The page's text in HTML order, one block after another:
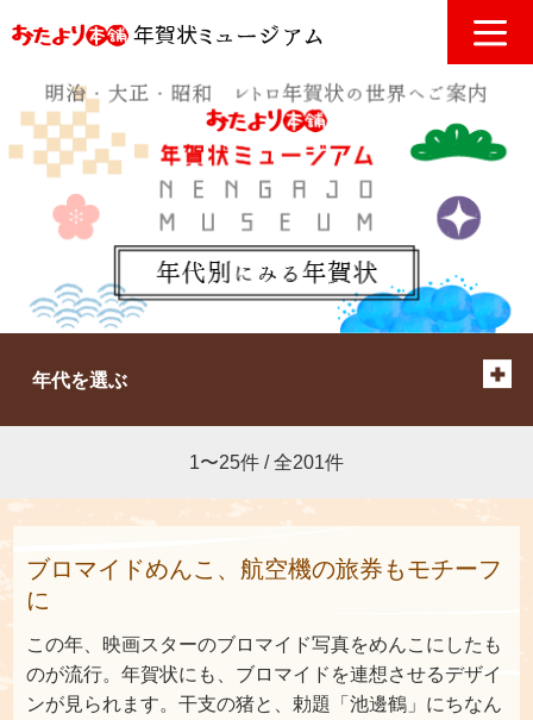
年代を選ぶ
1〜25件 / 全201件
ブロマイドめんこ、航空機の旅券もモチーフ
に
この年、映画スターのブロマイド写真をめんこにしたも
のが流行。年賀状にも、ブロマイドを連想させるデザイ
ンが見られます。干支の猪と、勅題「池邊鶴」にちなん